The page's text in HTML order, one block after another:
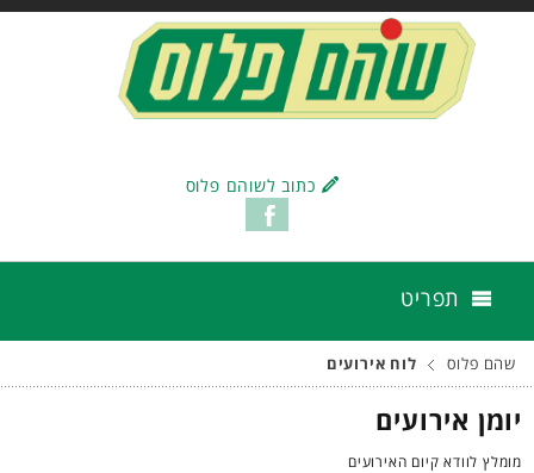
כתוב לשוהם פלוס
תפריט
שהם פלוס לוח אירועים
יומן אירועים
מומלץ לוודא קיום האירועים